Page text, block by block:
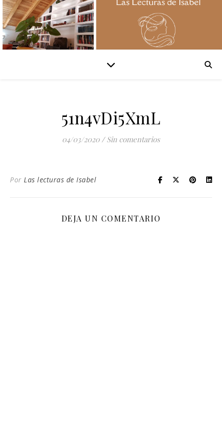
51n4vDi5XmL
04/03/2020 / Sin comentarios
Por Las lecturas de Isabel
DEJA UN COMENTARIO